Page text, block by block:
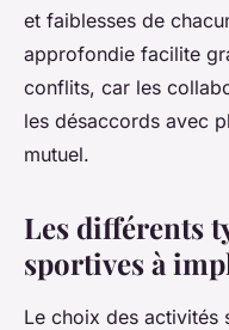
et faiblesses de
approfondie facilite
conflits, car les
les désaccords avec
mutuel.
Les différents
sportives à
Le choix des activités